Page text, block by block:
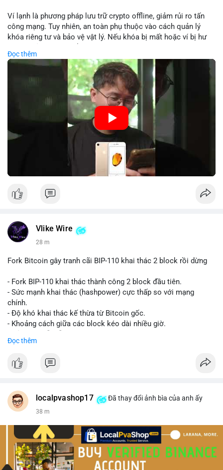
Lời khuyên: Nhà đầu tư nhỏ lẻ nên theo dõi sát dòng tiền xác
nhận và tránh vào lệnh đòn bẩy quá mức trong 24 giờ tới. Quan
sát phản ứng giá tại vùng hỗ trợ $64,000 để đưa ra quyết định
#89btc #mempoolbitcoin #dongtiencavoi
#aplucban
#phantichonchain
Ví lạnh là phương pháp lưu trữ crypto offline, giảm rủi ro tấn
công mạng. Tuy nhiên, an toàn phụ thuộc vào cách quản lý
khóa riêng tư và bảo vệ vật lý. Nếu khóa bị mất hoặc ví bị hư
nên kết hợp với biện pháp dự phòng như sao lưu khóa và chọn
nhà sản xuất uy tín.
🎥 Xem video trực tiếp tại:
Nguồn: 5 Phút Crypto
Đọc thêm
Vlike Wire
28 m
Fork Bitcoin gây tranh cãi BIP-110 khai thác 2 block rồi dừng
- Fork BIP-110 khai thác thành công 2 block đầu tiên.
- Sức mạnh khai thác (hashpower) cực thấp so với mạng
chính.
- Độ khó khai thác kế thừa từ Bitcoin gốc.
- Khoảng cách giữa các block kéo dài nhiều giờ.
#vlikevn #titanbot
Đọc thêm
localpvashop17 Đã thay đổi ảnh bìa của anh ấy
38 m